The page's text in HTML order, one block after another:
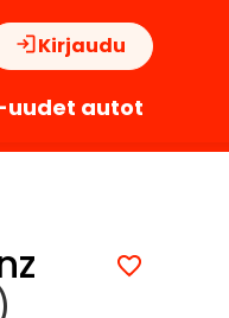
Kirjaudu
uudet autot